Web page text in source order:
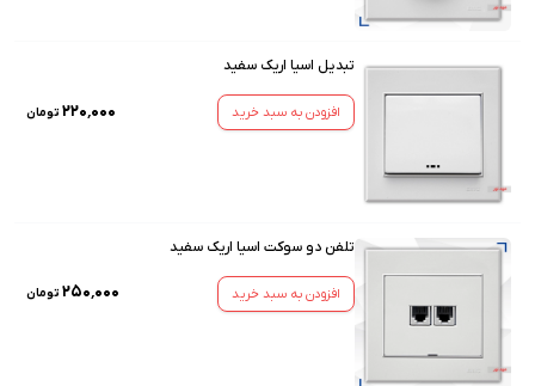
تبدیل اسیا اریک سفید
افزودن به سبد خرید ۲۲۰٬۰۰۰ تومان
تلفن دو سوکت اسیا اریک سفید
افزودن به سبد خرید ۲۵۰٬۰۰۰ تومان